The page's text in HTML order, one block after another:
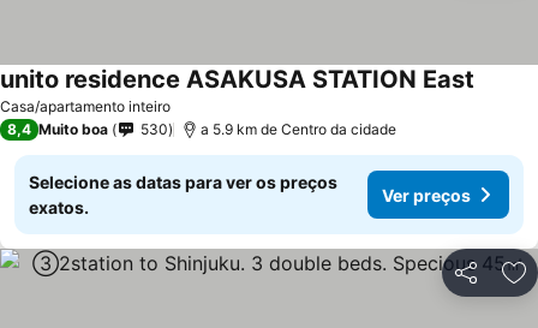
Casa/apartamento inteiro
unito residence ASAKUSA STATION East
8,4 Muito boa 530 a 5.9 km de Centro da cidade
Selecione as datas para ver os preços
exatos.
Ver preços
Partilhar